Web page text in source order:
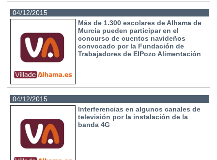
04/12/2015
Más de 1.300 escolares de Alhama de
Murcia pueden participar en el
concurso de cuentos navideños
convocado por la Fundación de
Trabajadores de ElPozo Alimentación
04/12/2015
Interferencias en algunos canales de
televisión por la instalación de la
banda 4G